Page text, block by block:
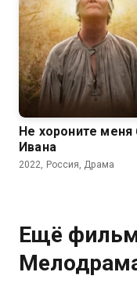
8.0
Не хороните меня
Ивана
2022, Россия, Драма
Ещё